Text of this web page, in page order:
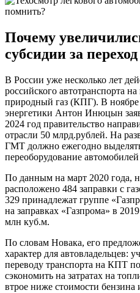
Почему
субсидии за
В России уже несколько лет
российского автотранспорта
природный газ (КПГ). В ноябре
энергетики Антон Инюцын
2024 год правительство
отрасли 50 млрд.рублей. На
ГМТ должно ежегодно
переоборудование
По данным на март 2020 года,
расположено 484 заправки с
329 принадлежат группе
на заправках «Газпрома» в
млн куб.м.
По словам Новака, его
характер для автовладельцев:
переводу транспорта на КПТ
сэкономить на затратах на
втрое ниже стоимости бензина